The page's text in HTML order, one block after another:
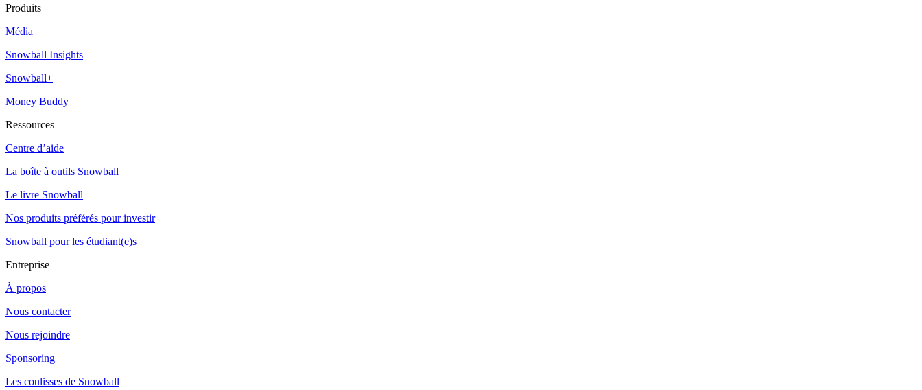
Produits
Média
Snowball Insights
Snowball+
Money Buddy
Ressources
Centre d’aide
La boîte à outils Snowball
Le livre Snowball
Nos produits préférés pour investir
Snowball pour les étudiant(e)s
Entreprise
À propos
Nous contacter
Nous rejoindre
Sponsoring
Les coulisses de Snowball